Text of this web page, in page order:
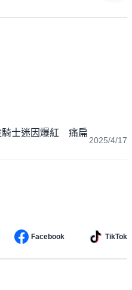
騎士迷因爆紅 痛扁
2025/4/17
Facebook TikTok